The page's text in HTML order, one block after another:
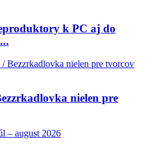
k PC aj do
nielen pre